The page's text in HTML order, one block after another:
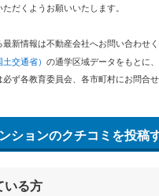
だくようお願いいたします。
新情報は不動産会社へお問い合わせく
交通省） の通学区域データをもとに
ず各教育委員会、各市町村にお問合せ
ションのクチコミを投稿
いる方